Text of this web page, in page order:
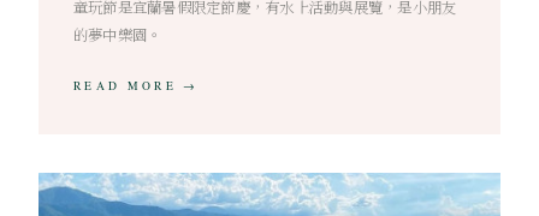
童玩節是宜蘭暑假限定節慶，有水上活動與展覽，是小朋友
的夢中樂園。
READ MORE →